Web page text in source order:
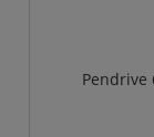
Pendrive